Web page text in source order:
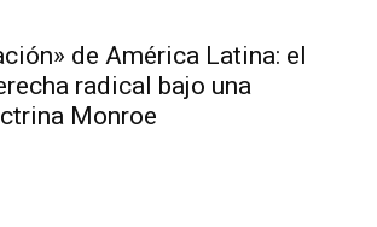
de América Latina: el
radical bajo una
Monroe